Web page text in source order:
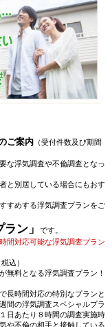
ご案内（受付件数及び期間
な浮気調査や不倫調査となっ
と別居している場合にもおす
すめする浮気調査プランをご
ン」
です。
間対応可能な浮気調査プラン
込）
無料となる浮気調査プラン！
長時間対応の特別なプランと
間の浮気調査スペシャルプラ
日あたり８時間の調査実施時
や不倫の相手と接触している